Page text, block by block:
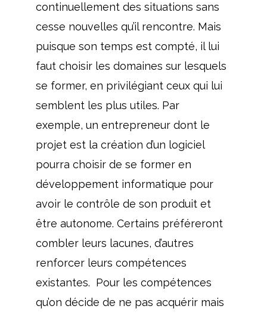
continuellement des situations sans
cesse nouvelles qu’il rencontre. Mais
puisque son temps est compté, il lui
faut choisir les domaines sur lesquels
se former, en privilégiant ceux qui lui
semblent les plus utiles. Par
exemple, un entrepreneur dont le
projet est la création d’un logiciel
pourra choisir de se former en
développement informatique pour
avoir le contrôle de son produit et
être autonome. Certains préféreront
combler leurs lacunes, d’autres
renforcer leurs compétences
existantes. Pour les compétences
qu’on décide de ne pas acquérir mais